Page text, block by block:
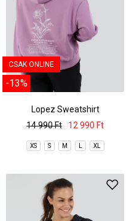
CSAK ONLINE
-13%
Lopez Sweatshirt
14 990 Ft
12 990 Ft
XS S M L XL